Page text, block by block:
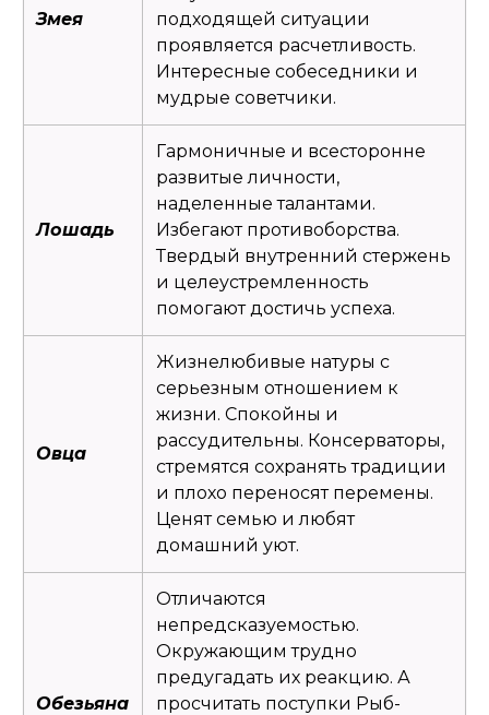
Змея
подходящей ситуации
проявляется расчетливость.
Интересные собеседники и
мудрые советчики.
Лошадь
Гармоничные и всесторонне
развитые личности,
наделенные талантами.
Избегают противоборства.
Твердый внутренний стержень
и целеустремленность
помогают достичь успеха.
Овца
Жизнелюбивые натуры с
серьезным отношением к
жизни. Спокойны и
рассудительны. Консерваторы,
стремятся сохранять традиции
и плохо переносят перемены.
Ценят семью и любят
домашний уют.
Обезьяна
Отличаются
непредсказуемостью.
Окружающим трудно
предугадать их реакцию. А
просчитать поступки Рыб-